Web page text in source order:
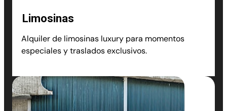
Limosinas
Alquiler de limosinas luxury para momentos
especiales y traslados exclusivos.